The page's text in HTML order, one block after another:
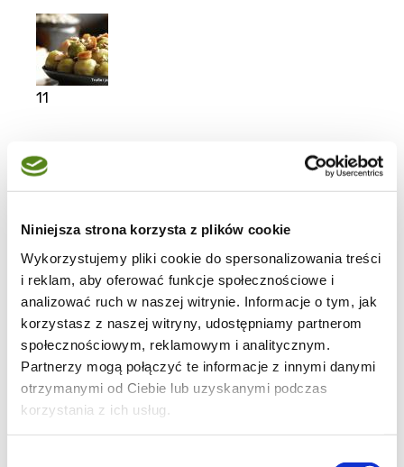
Niniejsza strona korzysta z plików cookie
Wykorzystujemy pliki cookie do spersonalizowania treści
i reklam, aby oferować funkcje społecznościowe i
analizować ruch w naszej witrynie. Informacje o tym, jak
korzystasz z naszej witryny, udostępniamy partnerom
społecznościowym, reklamowym i analitycznym.
Partnerzy mogą połączyć te informacje z innymi danymi
otrzymanymi od Ciebie lub uzyskanymi podczas
korzystania z ich usług.
11
Moje ulubione
22
4